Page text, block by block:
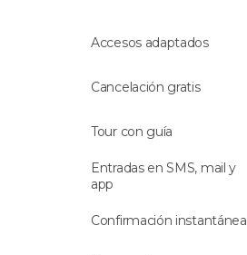
Accesos adaptados
Cancelación gratis
Tour con guía
Entradas en SMS, mail y
app
Confirmación instantánea